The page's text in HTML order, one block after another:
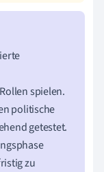
spielen.
politische
getestet.
zu